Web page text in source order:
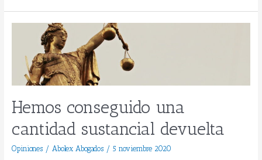
Hemos conseguido una
cantidad sustancial devuelta
Opiniones/ Abolex Abogados / 5 noviembre 2020
conseguido
cantidad
sustancial